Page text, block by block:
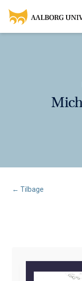
← Tilbage